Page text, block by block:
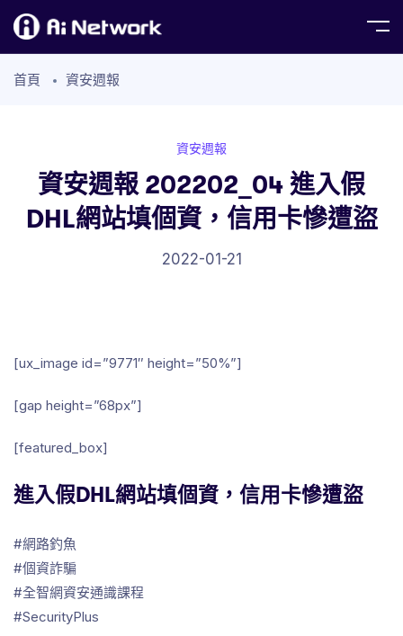
首頁 資安週報
資安週報
資安週報 202202_04 進入假
DHL網站填個資，信用卡慘遭盜
2022-01-21
[ux_image id=”9771″ height=”50%”]
[gap height=”68px”]
[featured_box]
進入假DHL網站填個資，信用卡慘遭盜
#網路釣魚
#個資詐騙
#全智網資安通識課程
#SecurityPlus